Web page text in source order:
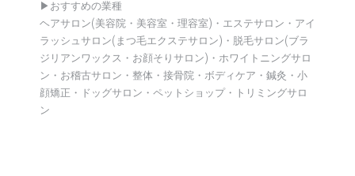
▶︎おすすめの業種
ヘアサロン(美容院・美容室・理容室)・エステサロン・アイ
ラッシュサロン(まつ毛エクステサロン)・脱毛サロン(ブラ
ジリアンワックス・お顔そりサロン)・ホワイトニングサロ
ン・お稽古サロン・整体・接骨院・ボディケア・鍼灸・小
顔矯正・ドッグサロン・ペットショップ・トリミングサロ
ン